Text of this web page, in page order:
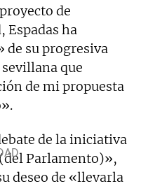
de
Espadas ha
de su progresiva
que
de mi propuesta
de la iniciativa
Parlamento)»,
deseo de «llevarla